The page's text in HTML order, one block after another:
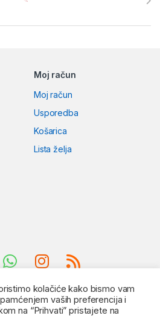
Moj račun
Moj račun
Usporedba
Košarica
Lista želja
kolačiće kako bismo vam
vaših preferencija i
na “Prihvati” pristajete na